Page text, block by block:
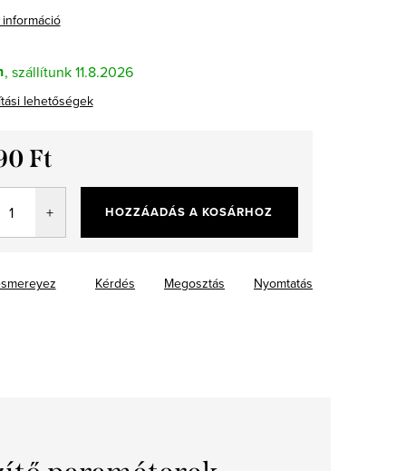
11.8.2026
lehetőségek
Ft
HOZZÁADÁS A KOSÁRHOZ
Nyomtatás
Kérdés Megosztás